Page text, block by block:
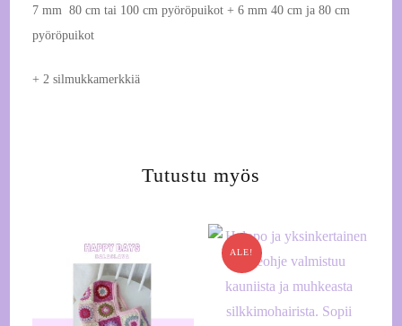
7 mm 80 cm tai 100 cm pyöröpuikot + 6 mm 40 cm ja 80 cm
pyöröpuikot
+ 2 silmukkamerkkiä
Tutustu myös
ALE!